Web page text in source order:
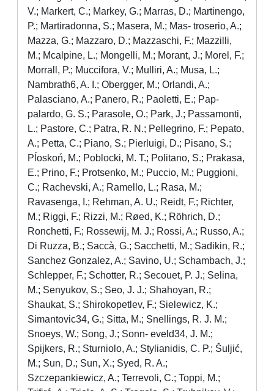
V.; Markert, C.; Markey, G.; Marras, D.; Martinengo,
P.; Martiradonna, S.; Masera, M.; Mas- troserio, A.;
Mazza, G.; Mazzaro, D.; Mazzaschi, F.; Mazzilli,
M.; Mcalpine, L.; Mongelli, M.; Morant, J.; Morel, F.;
Morrall, P.; Muccifora, V.; Mulliri, A.; Musa, L.;
Nambrath6, A. I.; Obergger, M.; Orlandi, A.;
Palasciano, A.; Panero, R.; Paoletti, E.; Pap-
palardo, G. S.; Parasole, O.; Park, J.; Passamonti,
L.; Pastore, C.; Patra, R. N.; Pellegrino, F.; Pepato,
A.; Petta, C.; Piano, S.; Pierluigi, D.; Pisano, S.;
Pĺoskoń, M.; Poblocki, M. T.; Politano, S.; Prakasa,
E.; Prino, F.; Protsenko, M.; Puccio, M.; Puggioni,
C.; Rachevski, A.; Ramello, L.; Rasa, M.;
Ravasenga, I.; Rehman, A. U.; Reidt, F.; Richter,
M.; Riggi, F.; Rizzi, M.; Røed, K.; Röhrich, D.;
Ronchetti, F.; Rossewij, M. J.; Rossi, A.; Russo, A.;
Di Ruzza, B.; Saccà, G.; Sacchetti, M.; Sadikin, R.;
Sanchez Gonzalez, A.; Savino, U.; Schambach, J.;
Schlepper, F.; Schotter, R.; Secouet, P. J.; Selina,
M.; Senyukov, S.; Seo, J. J.; Shahoyan, R.;
Shaukat, S.; Shirokopetlev, F.; Sielewicz, K.;
Simantovic34, G.; Sitta, M.; Snellings, R. J. M.;
Snoeys, W.; Song, J.; Sonn- eveld34, J. M.;
Spijkers, R.; Sturniolo, A.; Stylianidis, C. P.; Šuljić,
M.; Sun, D.; Sun, X.; Syed, R. A.;
Szczepankiewicz, A.; Terrevoli, C.; Toppi, M.;